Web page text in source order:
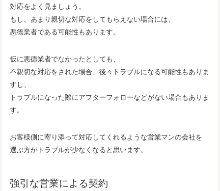
対応をよく見ましょう。
もし、あまり親切な対応をしてもらえない場合には、
悪徳業者である可能性もあります。
仮に悪徳業者でなかったとしても、
不親切な対応をされた場合、後々トラブルになる可能性もありま
すし、
トラブルになった際にアフターフォローなどがない場合もありま
す。
お客様側に寄り添って対応してくれるような営業マンの会社を
選ぶ方がトラブルが少なくなると思います。
強引な営業による契約